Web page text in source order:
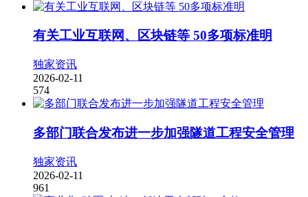
有关工业互联网、区块链等 50多项标准明
独家资讯
2026-02-11
574
多部门联合发布进一步加强隧道工程安全管理
独家资讯
2026-02-11
961